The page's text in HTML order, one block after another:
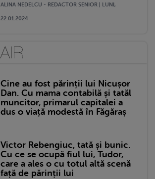
ALINA NEDELCU - REDACTOR SENIOR | LUNI,
22.01.2024
Cine au fost părinții lui Nicușor
Dan. Cu mama contabilă și tatăl
muncitor, primarul capitalei a
dus o viață modestă în Făgăraș
Victor Rebengiuc, tată și bunic.
Cu ce se ocupă fiul lui, Tudor,
care a ales o cu totul altă scenă
față de părinții lui